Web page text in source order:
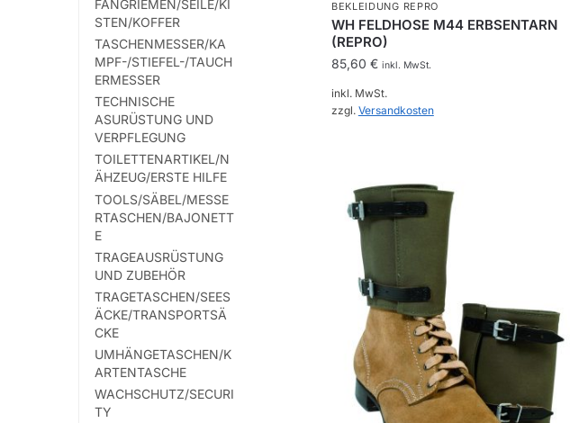
BEKLEIDUNG REPRO
WH FELDHOSE M44 ERBSENTARN
(REPRO)
85,60 € inkl. MwSt.
inkl. MwSt.
zzgl. Versandkosten
weist
mehrere
Varianten
Optionen
können
Produktseite
gewählt
FANGRIEMEN/SEILE/KI
STEN/KOFFER
TASCHENMESSER/KA
MPF-/STIEFEL-/TAUCH
ERMESSER
TECHNISCHE
ASURÜSTUNG UND
VERPFLEGUNG
TOILETTENARTIKEL/N
ÄHZEUG/ERSTE HILFE
TOOLS/SÄBEL/MESSE
RTASCHEN/BAJONETT
E
TRAGEAUSRÜSTUNG
UND ZUBEHÖR
TRAGETASCHEN/SEES
ÄCKE/TRANSPORTSÄ
CKE
UMHÄNGETASCHEN/K
ARTENTASCHE
WACHSCHUTZ/SECURI
TY